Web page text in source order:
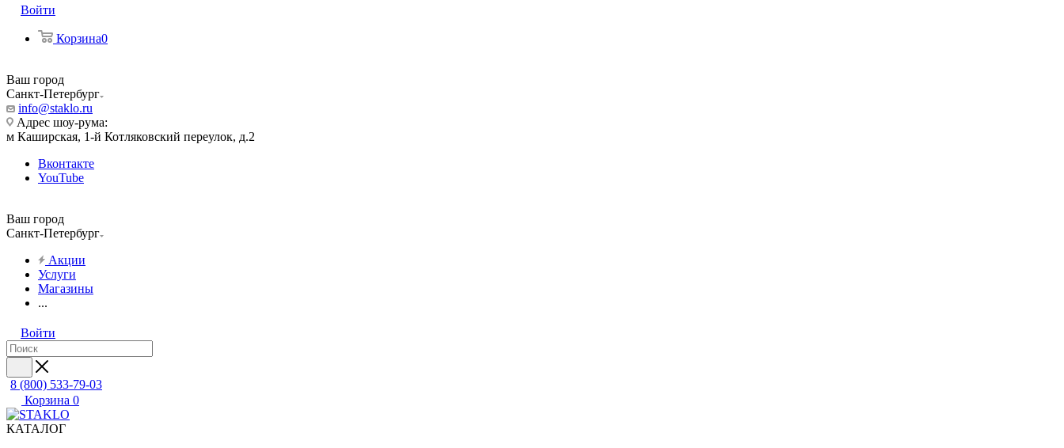
Войти
Корзина0
Ваш город
Санкт-Петербург
info@staklo.ru
Адрес шоу-рума:
м Каширская, 1-й Котляковский переулок, д.2
Вконтакте
YouTube
Ваш город
Санкт-Петербург
Акции
Услуги
Магазины
...
Войти
8 (800) 533-79-03
Корзина 0
КАТАЛОГ